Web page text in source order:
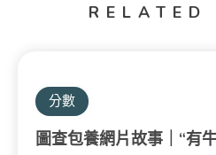
RELATED
分數
圖查包養網片故事｜“有